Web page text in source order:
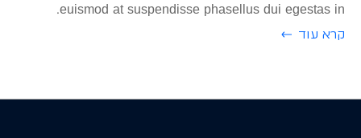
euismod at suspendisse phasellus dui egestas in.
קרא עוד